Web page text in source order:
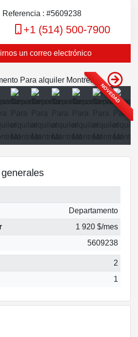
Referencia : #5609238
+1 (514) 500-7900
un correo electrónico
NOVEDAD
Departamento
1 920 $/mes
5609238
2
1